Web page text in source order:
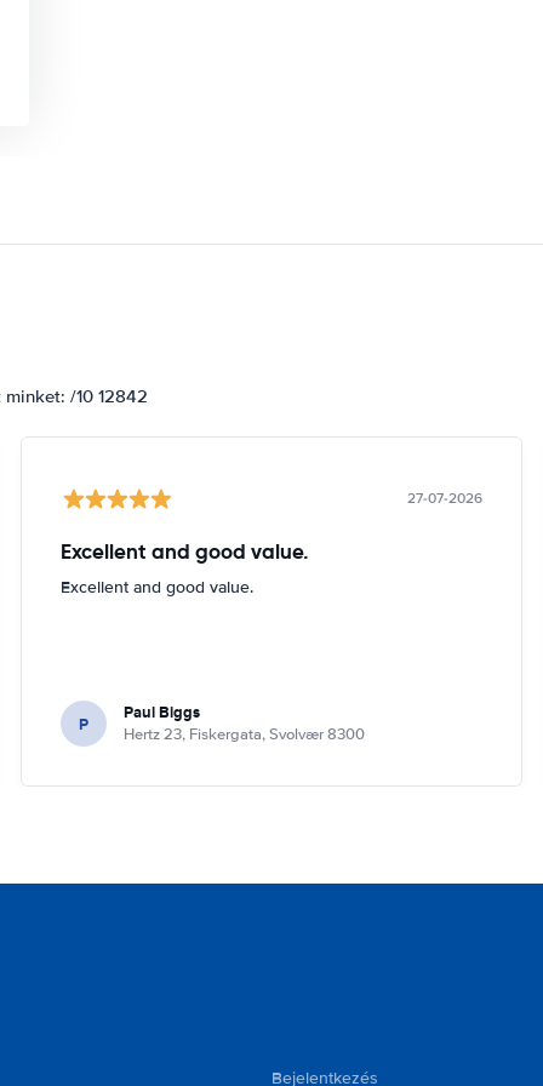
/10 12842
27-07-2026
Excellent and good value.
Excellent and good value.
P Paul Biggs
Hertz 23, Fiskergata, Svolvær 8300
Bejelentkezés